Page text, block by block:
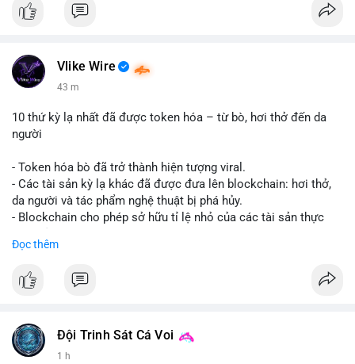
Vlike Wire
43 m
10 thứ kỳ lạ nhất đã được token hóa – từ bò, hơi thở đến da
người
- Token hóa bò đã trở thành hiện tượng viral.
- Các tài sản kỳ lạ khác đã được đưa lên blockchain: hơi thở,
da người và tác phẩm nghệ thuật bị phá hủy.
- Blockchain cho phép sở hữu tỉ lệ nhỏ của các tài sản thực
- Câu hỏi về pháp lý, đạo đức và bảo mật đang được đặt ra.
bất thường.
$btc $eth
Đọc thêm
Đội Trinh Sát Cá Voi
1 h